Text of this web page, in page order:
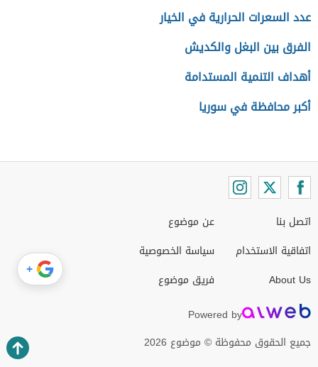
عدد السعرات الحرارية في الخيار
الفرق بين البغل والكديش
أهداف التنمية المستدامة
أكبر محافظة في سوريا
اتصل بنا
اتفاقية الاستخدام
About Us
عن موضوع
سياسة الخصوصية
فريق موضوع
Powered by
جميع الحقوق محفوظة © موضوع 2026
+